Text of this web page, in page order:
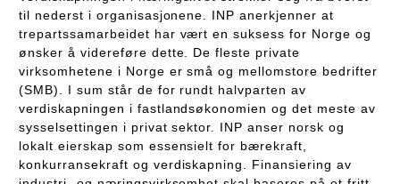
til nederst i organisasjonene. INP anerkjenner at
trepartssamarbeidet har vært en suksess for Norge og
ønsker å videreføre dette. De fleste private
virksomhetene i Norge er små og mellomstore bedrifter
(SMB). I sum står de for rundt halvparten av
verdiskapningen i fastlandsøkonomien og det meste av
sysselsettingen i privat sektor. INP anser norsk og
lokalt eierskap som essensielt for bærekraft,
konkurransekraft og verdiskapning. Finansiering av